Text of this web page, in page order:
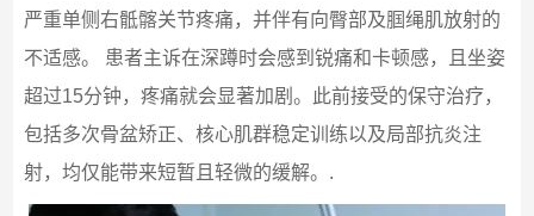
严重单侧右骶髂关节疼痛，并伴有向臀部及腘绳肌放射的
不适感。 患者主诉在深蹲时会感到锐痛和卡顿感，且坐姿
超过15分钟，疼痛就会显著加剧。此前接受的保守治疗，
包括多次骨盆矫正、核心肌群稳定训练以及局部抗炎注
射，均仅能带来短暂且轻微的缓解。.